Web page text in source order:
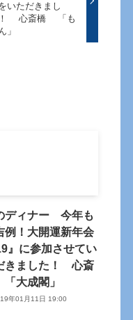
いただきまし
心斎橋 「も
」
ディナー 今年も
例！大開運新年会
』に参加させてい
きました！ 心斎
大成閣」
年01月11日 19:00